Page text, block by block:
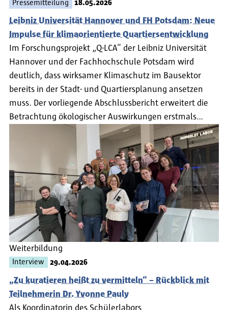
Pressemitteilung 18.05.2026
Leibniz Universität Hannover und FH Potsdam: Neue
Impulse für klimaorientierte Quartiersentwicklung
Im Forschungsprojekt „Q-LCA“ der Leibniz Universität
Hannover und der Fachhochschule Potsdam wird
deutlich, dass wirksamer Klimaschutz im Bausektor
bereits in der Stadt- und Quartiersplanung ansetzen
muss. Der vorliegende Abschlussbericht erweitert die
Betrachtung ökologischer Auswirkungen erstmals…
Weiterbildung
Interview 29.04.2026
„Zu kuratieren heißt zu vermitteln“ – Rückblick mit
Teilnehmerin Dr. Yvonne Pauly
Als Koordinatorin des Schülerlabors